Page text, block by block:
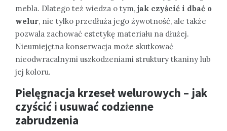
mebla. Dlatego też wiedza o tym, jak czyścić i dbać o
welur, nie tylko przedłuża jego żywotność, ale także
pozwala zachować estetykę materiału na dłużej.
Nieumiejętna konserwacja może skutkować
nieodwracalnymi uszkodzeniami struktury tkaniny lub
jej koloru.
Pielęgnacja krzeseł welurowych – jak
czyścić i usuwać codzienne
zabrudzenia